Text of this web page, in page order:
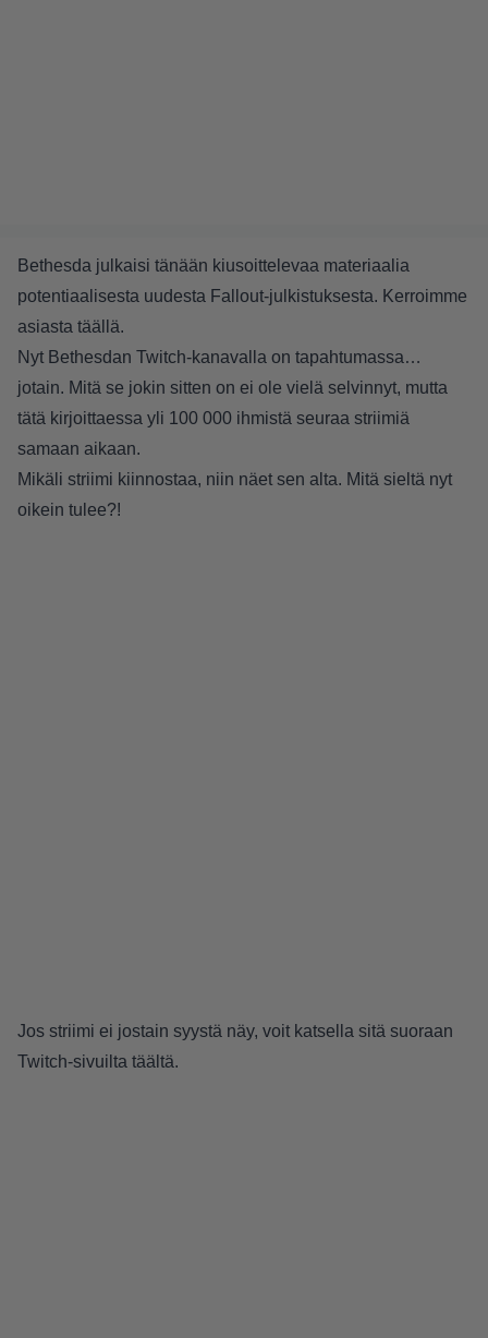
Bethesda julkaisi tänään kiusoittelevaa materiaalia
potentiaalisesta uudesta Fallout-julkistuksesta. Kerroimme
asiasta täällä.
Nyt Bethesdan Twitch-kanavalla on tapahtumassa…
jotain. Mitä se jokin sitten on ei ole vielä selvinnyt, mutta
tätä kirjoittaessa yli 100 000 ihmistä seuraa striimiä
samaan aikaan.
Mikäli striimi kiinnostaa, niin näet sen alta. Mitä sieltä nyt
oikein tulee?!
Jos striimi ei jostain syystä näy, voit katsella sitä suoraan
Twitch-sivuilta täältä.